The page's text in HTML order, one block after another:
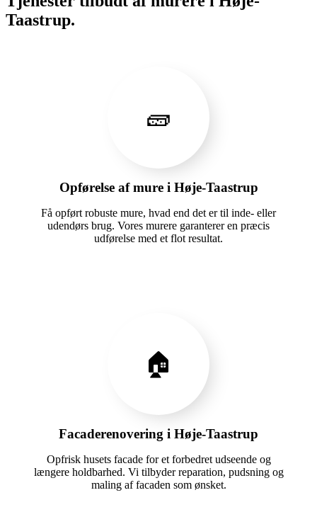
Taastrup.
🧱
Opførelse af mure i Høje-Taastrup
Få opført robuste mure, hvad end det er til inde- eller
udendørs brug. Vores murere garanterer en præcis
udførelse med et flot resultat.
🏠
Facaderenovering i Høje-Taastrup
Opfrisk husets facade for et forbedret udseende og
længere holdbarhed. Vi tilbyder reparation, pudsning og
maling af facaden som ønsket.